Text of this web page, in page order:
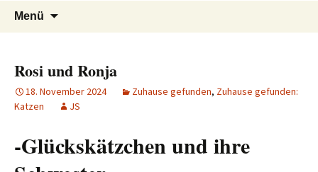
Tier Natur und Artenschutz
Siebengebirge e.V.
Tierschutzverein seit 1985 im
Siebengebirge – Orscheider
Menü
Rosi und Ronja
18. November 2024 Zuhause gefunden, Zuhause gefunden:
Katzen
JS
-Glückskätzchen und ihre